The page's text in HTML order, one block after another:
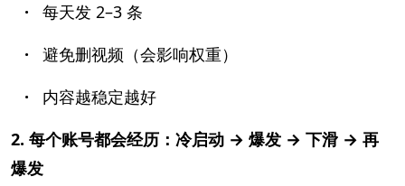
· 每天发 2–3 条
· 避免删视频（会影响权重）
· 内容越稳定越好
2. 每个账号都会经历：冷启动 → 爆发 → 下滑 → 再
爆发